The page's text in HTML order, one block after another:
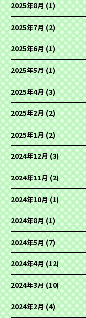
2025年8月(1)
2025年7月(2)
2025年6月(1)
2025年5月(1)
2025年4月(3)
2025年2月(2)
2025年1月(2)
2024年12月(3)
2024年11月(2)
2024年10月(1)
2024年8月(1)
2024年5月(7)
2024年4月(12)
2024年3月(10)
2024年2月(4)